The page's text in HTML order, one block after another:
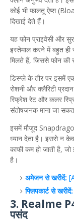
कोई भी फालतू ऐप्स
दिखाई देते हैं।
​यह फोन प्राइवेसी और
इस्तेमाल करने में बहुत
मिलते हैं, जिससे फोन की
​डिस्प्ले के तौर पर इसमें
रोशनी और क्लैरिटी
रिफ्रेश रेट और कलर
संतोषजनक माना जा
​इसमें मौजूद
ध्यान देता है। इससे न
काफी कम हो जाती है,
है।
अमेजन से खरीदें:
फ्लिपकार्ट से खरीदें:
3. Realme
पसंद